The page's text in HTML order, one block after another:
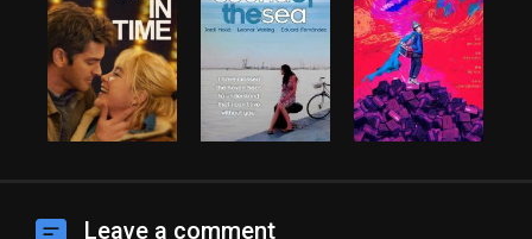
Leave a comment